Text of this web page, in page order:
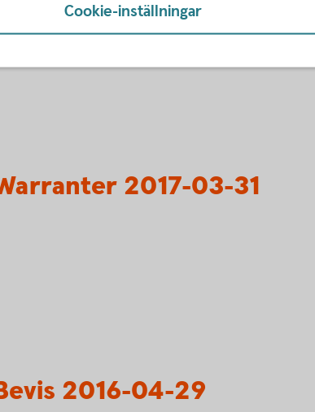
2017-03-31
2016-04-29
Cookie-inställningar